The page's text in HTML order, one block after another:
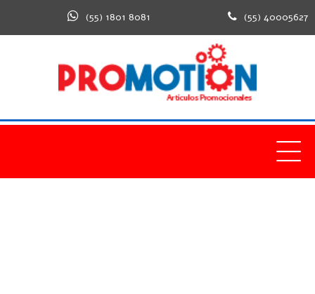
(55) 1801 8081 (55) 40005627